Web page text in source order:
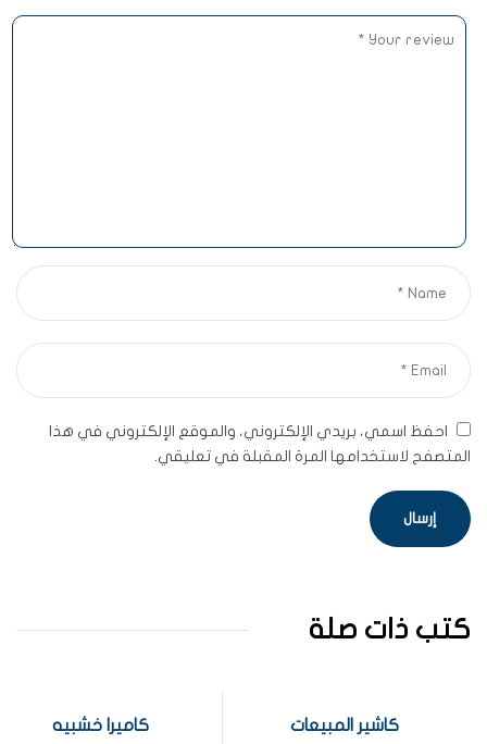
احفظ اسمي، بريدي الإلكتروني، والموقع الإلكتروني في هذا
المتصفح لاستخدامها المرة المقبلة في تعليقي.
كتب ذات صلة
كاشير المبيعات كاميرا خشبيه